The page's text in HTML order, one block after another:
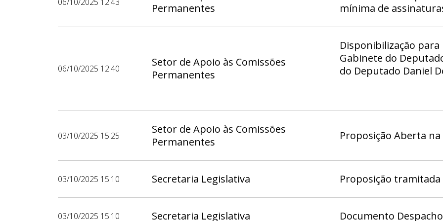
Permanentes
mínima de
06/10/2025 12:40
Setor de Apoio às Comissões
Permanentes
Disponibilização
Gabinete do
do Deputado Daniel
Deputado Eduardo
Hermeto - Gab 11,
Gabinete do
Gabinete do
Gabinete do
Gabinete do
Deputada Dayse
Deputada Doutora
03/10/2025 15:25
Setor de Apoio às Comissões
Permanentes
Proposição Aberta
03/10/2025 15:10 Secretaria Legislativa Proposição tramitada
03/10/2025 15:10 Secretaria Legislativa Documento